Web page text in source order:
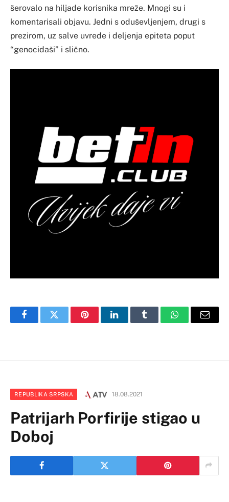
šerovalo na hiljade korisnika mreže. Mnogi su i
komentarisali objavu. Jedni s oduševljenjem, drugi s
prezirom, uz salve uvrede i deljenja epiteta poput
“genocidaši” i slično.
FacebookTwitter PinterestLinkedInTumblr WhatsAppEmail
REPUBLIKA SRPSKA 18.08.2021
Patrijarh Porfirije stigao u
Doboj